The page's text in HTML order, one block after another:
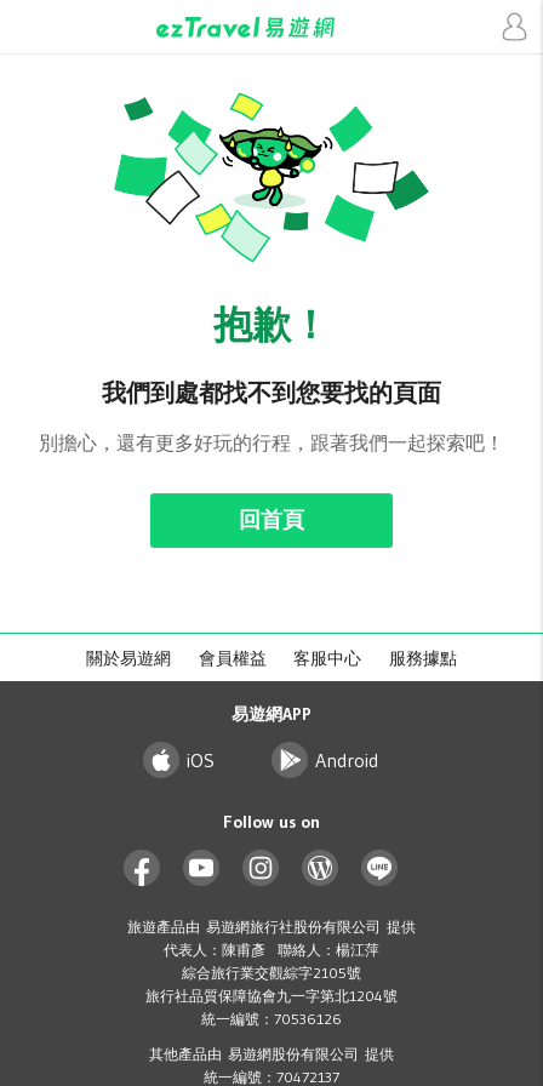
抱歉！
我們到處都找不到您要找的頁面
別擔心，還有更多好玩的行程，跟著我們一起探索吧！
回首頁
關於易遊網 會員權益 客服中心 服務據點
易遊網APP
iOS Android
Follow us on
旅遊產品由 易遊網旅行社股份有限公司 提供
代表人：陳甫彥 聯絡人：楊江萍
綜合旅行業交觀綜字2105號
旅行社品質保障協會九一字第北1204號
統一編號：70536126
其他產品由 易遊網股份有限公司 提供
統一編號：70472137